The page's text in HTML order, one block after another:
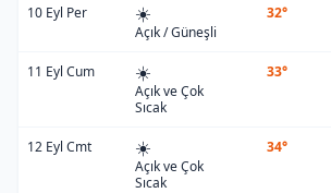
10 Eyl Per ☀️
Açık / Güneşli
32°
11 Eyl Cum ☀️
Açık ve Çok
Sıcak
33°
12 Eyl Cmt ☀️
Açık ve Çok
Sıcak
34°